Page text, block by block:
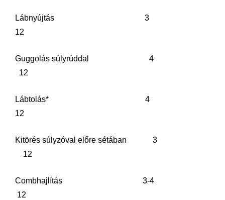
Lábnyújtás 3
12
Guggolás súlyrúddal 4
12
Lábtolás* 4
12
Kitörés súlyzóval előre sétában 3
12
Combhajlítás 3-4
12